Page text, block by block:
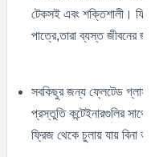
টেকসই এবং শক্তিশালী।
পাত্রে,তারা ব্যস্ত জীবনের
সবকিছুর জন্য ফ্লেটেড গ্লাস
প্রস্তুতি কন্টেইনারগুলির
ফ্রিজ থেকে চুলায় যায় বিনা